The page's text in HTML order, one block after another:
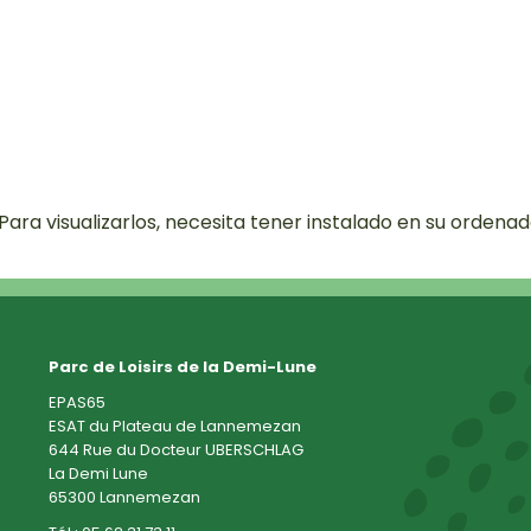
visualizarlos, necesita tener instalado en su
Parc de Loisirs de la Demi-Lune
EPAS65
ESAT du Plateau de Lannemezan
644 Rue du Docteur UBERSCHLAG
La Demi Lune
65300 Lannemezan